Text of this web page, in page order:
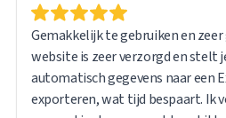
Gemakkelijk te gebruiken en
website is zeer verzorgd en stelt
automatisch gegevens naar een
exporteren, wat tijd bespaart. Ik